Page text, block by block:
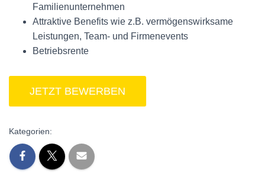
Familienunternehmen
Attraktive Benefits wie z.B. vermögenswirksame
Leistungen, Team- und Firmenevents
Betriebsrente
Kategorien: